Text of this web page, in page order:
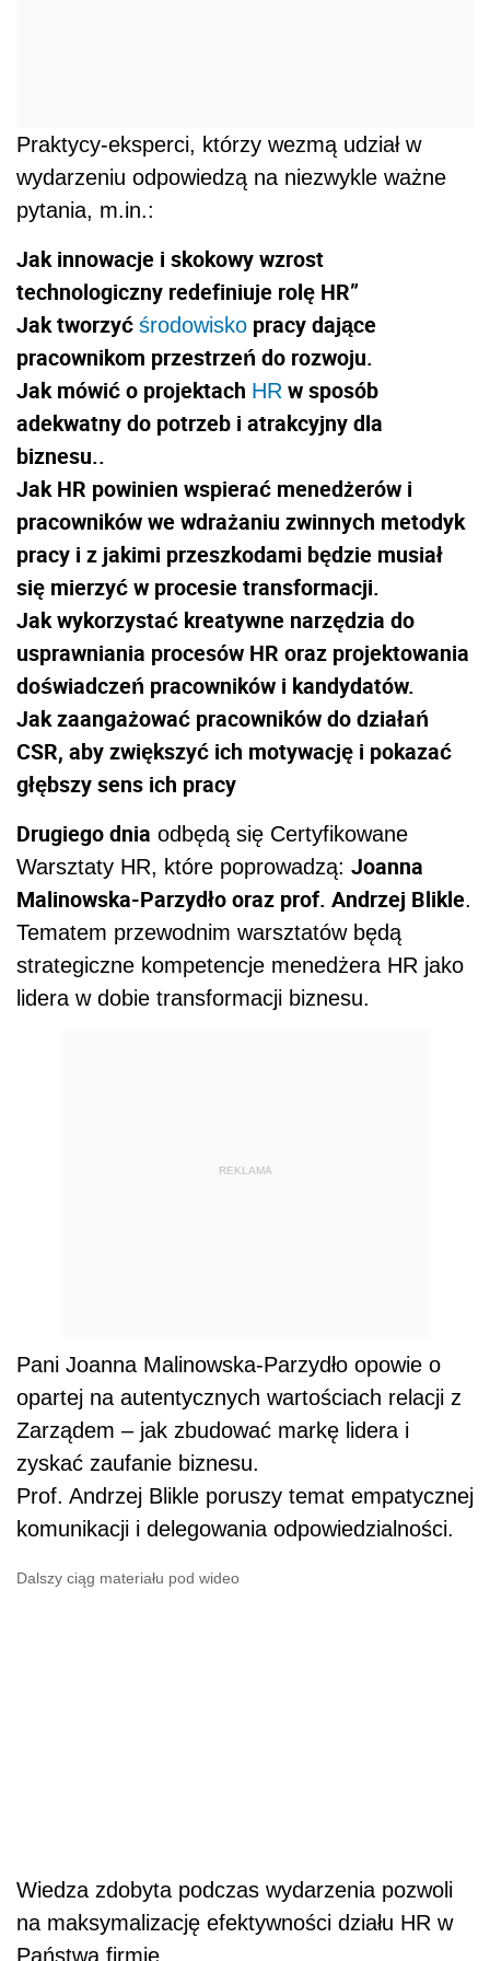
Praktycy-eksperci, którzy wezmą udział w
wydarzeniu odpowiedzą na niezwykle ważne
pytania, m.in.:
Jak innowacje i skokowy wzrost
technologiczny redefiniuje rolę HR”
Jak tworzyć środowisko pracy dające
pracownikom przestrzeń do rozwoju.
Jak mówić o projektach HR w sposób
adekwatny do potrzeb i atrakcyjny dla
biznesu..
Jak HR powinien wspierać menedżerów i
pracowników we wdrażaniu zwinnych metodyk
pracy i z jakimi przeszkodami będzie musiał
się mierzyć w procesie transformacji.
Jak wykorzystać kreatywne narzędzia do
usprawniania procesów HR oraz projektowania
doświadczeń pracowników i kandydatów.
Jak zaangażować pracowników do działań
CSR, aby zwiększyć ich motywację i pokazać
głębszy sens ich pracy
Drugiego dnia odbędą się Certyfikowane
Warsztaty HR, które poprowadzą: Joanna
Malinowska-Parzydło oraz prof. Andrzej Blikle.
Tematem przewodnim warsztatów będą
strategiczne kompetencje menedżera HR jako
lidera w dobie transformacji biznesu.
REKLAMA
Pani Joanna Malinowska-Parzydło opowie o
opartej na autentycznych wartościach relacji z
Zarządem – jak zbudować markę lidera i
zyskać zaufanie biznesu.
Prof. Andrzej Blikle poruszy temat empatycznej
komunikacji i delegowania odpowiedzialności.
Dalszy ciąg materiału pod wideo
Wiedza zdobyta podczas wydarzenia pozwoli
na maksymalizację efektywności działu HR w
Państwa firmie.